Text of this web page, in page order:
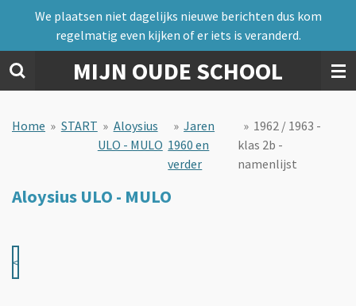
naar
de
hoofdinhoud
MIJN OUDE SCHOOL
We plaatsen niet dagelijks nieuwe berichten dus kom
regelmatig even kijken of er iets is veranderd.
Home » START » Aloysius
ULO - MULO
» Jaren
1960 en
verder
» 1962 / 1963 -
klas 2b -
namenlijst
Aloysius ULO - MULO
<